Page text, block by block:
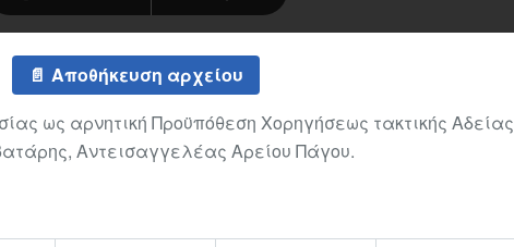
Αποθήκευση αρχείου
ως αρνητική Προϋπόθεση Χορηγήσεως τακτικής Αδείας
Αντεισαγγελέας Αρείου Πάγου.